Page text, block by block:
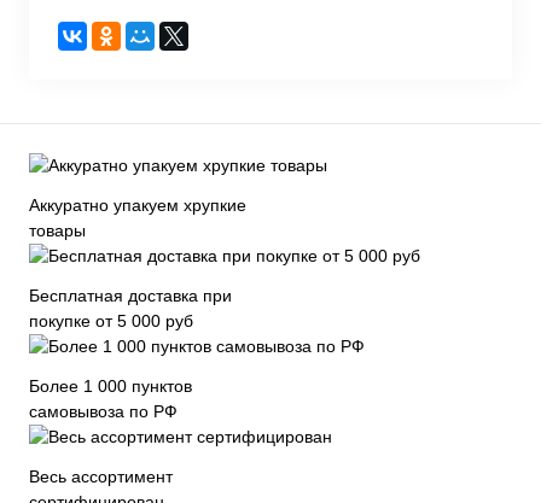
Аккуратно упакуем хрупкие
товары
Бесплатная доставка при
покупке от 5 000 руб
Более 1 000 пунктов
самовывоза по РФ
Весь ассортимент